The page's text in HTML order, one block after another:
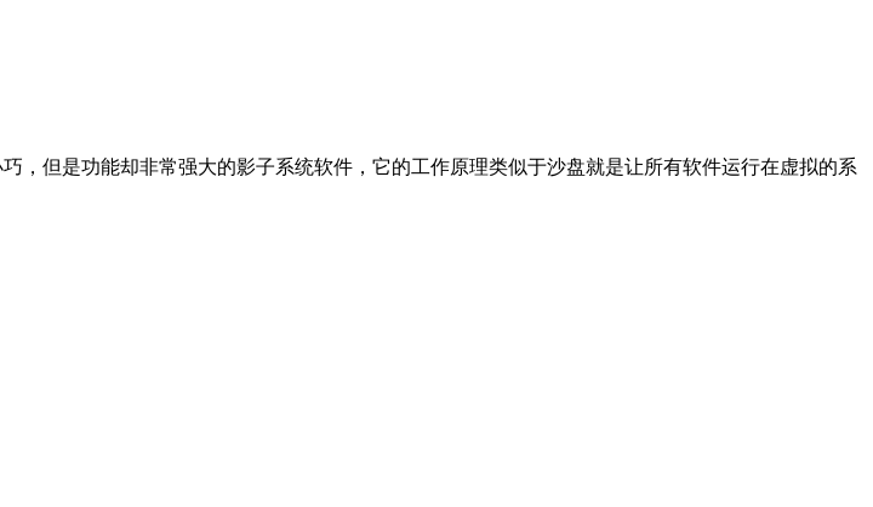
，但是功能却非常强大的影子系统软件，它的工作原理类似于沙盘就是让所有软件运行在虚拟的系